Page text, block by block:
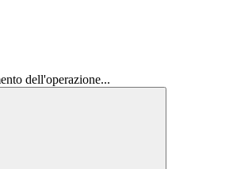
dell'operazione...